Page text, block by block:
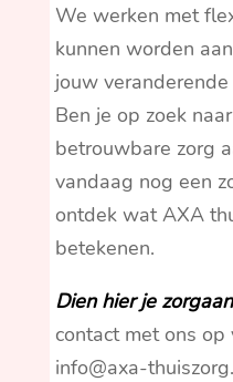
We werken met
kunnen worden
jouw
Ben je op zoek
betrouwbare zorg
vandaag nog een
ontdek wat AXA
betekenen.
Dien hier je
contact met ons
info@axa-